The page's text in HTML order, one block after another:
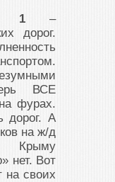
–
дорог.
ВСЕ
фурах.
дорог. А
на ж/д
Крыму
нет. Вот
на своих